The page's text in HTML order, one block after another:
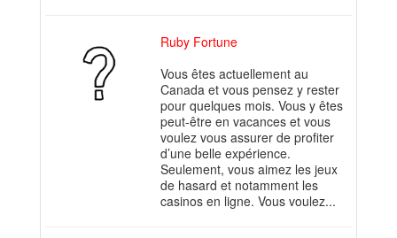
Ruby Fortune
Vous êtes actuellement au
Canada et vous pensez y rester
pour quelques mois. Vous y êtes
peut-être en vacances et vous
voulez vous assurer de profiter
d’une belle expérience.
Seulement, vous aimez les jeux
de hasard et notamment les
casinos en ligne. Vous voulez...